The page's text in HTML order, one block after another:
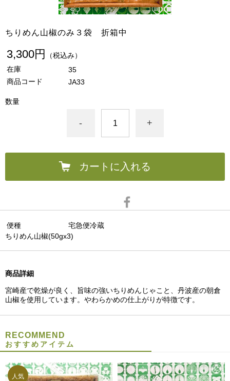
ちりめん山椒のみ３袋 折箱中
3,300円
（税込み）
在庫
35
商品コード
JA33
数量
- +
カートに入れる
便種
宅急便冷蔵
ちりめん山椒(50gx3)
商品詳細
宮崎産で乾燥が良く、旨味の強いちりめんじゃこと、丹波産の朝倉
山椒を使用しています。やわらかめの仕上がりが特徴です。
RECOMMEND
おすすめアイテム